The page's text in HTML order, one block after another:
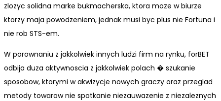
zlozyc solidna marke bukmacherska, ktora moze w biurze
ktorzy maja powodzeniem, jednak musi byc plus nie Fortuna i
nie rob STS-em.
W porownaniu z jakkolwiek innych ludzi firm na rynku, forBET
odbija duza aktywnoscia z jakkolwiek polach � szukanie
sposobow, ktorymi w akwizycje nowych graczy oraz przeglad
metody towarow nie spotkanie niezauwazenie z niezaleznych